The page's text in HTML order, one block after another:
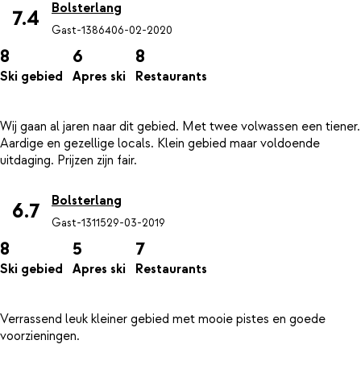
7.4 Bolsterlang
Gast-1386406-02-2020
8
Ski gebied
6
Apres ski
8
Restaurants
Wij gaan al jaren naar dit gebied. Met twee volwassen een tiener.
Aardige en gezellige locals. Klein gebied maar voldoende
6.7 Bolsterlang
Gast-1311529-03-2019
8
Ski gebied
5
Apres ski
7
Restaurants
Verrassend leuk kleiner gebied met mooie pistes en goede